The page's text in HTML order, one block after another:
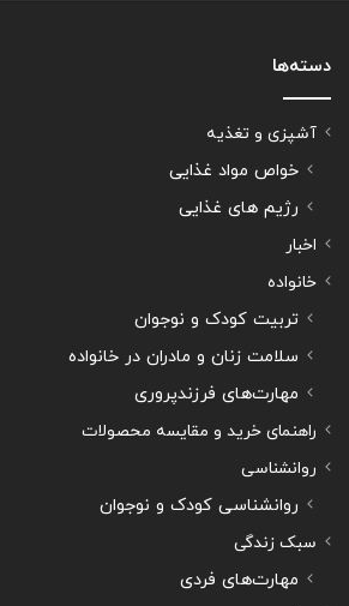
دسته‌ها
آشپزی و تغذیه
خواص مواد غذایی
رژیم های غذایی
اخبار
خانواده
تربیت کودک و نوجوان
سلامت زنان و مادران در خانواده
مهارت‌های فرزندپروری
راهنمای خرید و مقایسه محصولات
روانشناسی
روانشناسی کودک و نوجوان
سبک زندگی
مهارت‌های فردی